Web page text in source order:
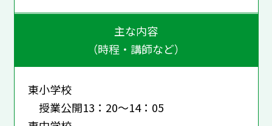
主な内容
（時程・講師など）
東小学校
授業公開13：20～14：05